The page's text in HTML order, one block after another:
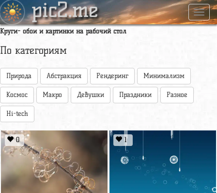
pic2.me
Круги- обои и картинки на рабочий стол
По категориям
Природа Абстракция Рендеринг Минимализм
Космос Макро Девушки Праздники Разное
Hi-tech
0 1